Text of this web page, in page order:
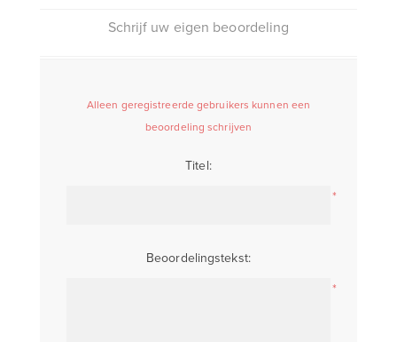
Schrijf uw eigen beoordeling
Alleen geregistreerde gebruikers kunnen een
beoordeling schrijven
Titel:
*
Beoordelingstekst:
*